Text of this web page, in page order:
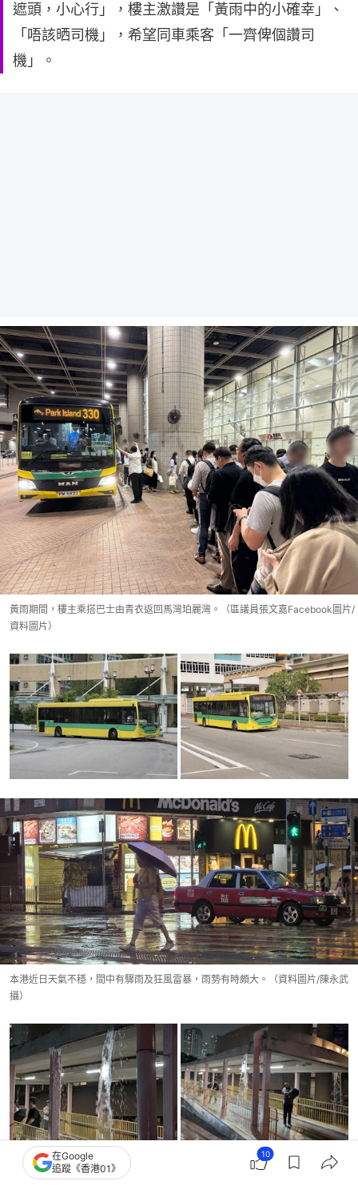
遮頭，小心行」，樓主激讚是「黃雨中的小確幸」、
「唔該晒司機」，希望同車乘客「一齊俾個讚司
機」。
黃雨期間，樓主乘搭巴士由青衣返回馬灣珀麗灣。（區議員張文嘉Facebook圖片/
資料圖片）
本港近日天氣不穩，間中有驟雨及狂風雷暴，雨勢有時頗大。（資料圖片/陳永武
攝）
在Google
追蹤《香港01》
10